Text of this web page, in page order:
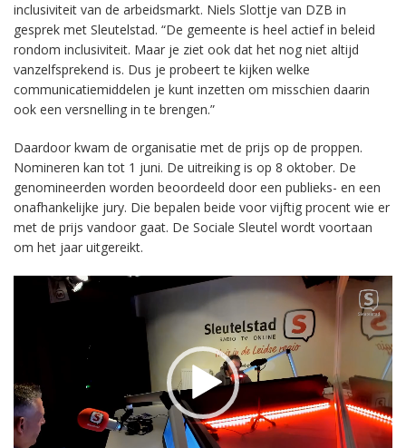
inclusiviteit van de arbeidsmarkt. Niels Slottje van DZB in
gesprek met Sleutelstad. “De gemeente is heel actief in beleid
rondom inclusiviteit. Maar je ziet ook dat het nog niet altijd
vanzelfsprekend is. Dus je probeert te kijken welke
communicatiemiddelen je kunt inzetten om misschien daarin
ook een versnelling in te brengen.”
Daardoor kwam de organisatie met de prijs op de proppen.
Nomineren kan tot 1 juni. De uitreiking is op 8 oktober. De
genomineerden worden beoordeeld door een publieks- en een
onafhankelijke jury. Die bepalen beide voor vijftig procent wie er
met de prijs vandoor gaat. De Sociale Sleutel wordt voortaan
om het jaar uitgereikt.
Videospeler